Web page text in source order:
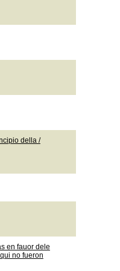
della /
en fauor dele
no fueron